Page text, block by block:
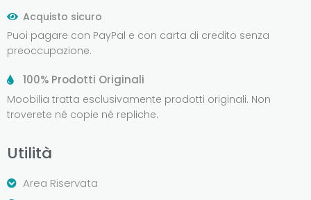
Acquisto sicuro
Puoi pagare con PayPal e con carta di credito senza
preoccupazione.
100% Prodotti Originali
Moobilia tratta esclusivamente prodotti originali. Non
troverete né copie né repliche.
Utilità
Area Riservata